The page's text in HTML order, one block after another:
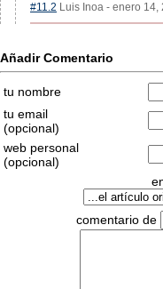
#11.2 Luis Inoa - enero
Añadir Comentario
tu nombre
tu email
(opcional)
web personal
(opcional)
comentario de